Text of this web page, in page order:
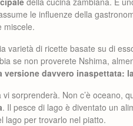
le influenze della
miscele.
varietà di ricette basate su di
se non proverete Nshima,
versione davvero inaspettata:
sorprenderà. Non c’è oceano,
. Il pesce di lago è diventato un
lago per trovarlo nel piatto.